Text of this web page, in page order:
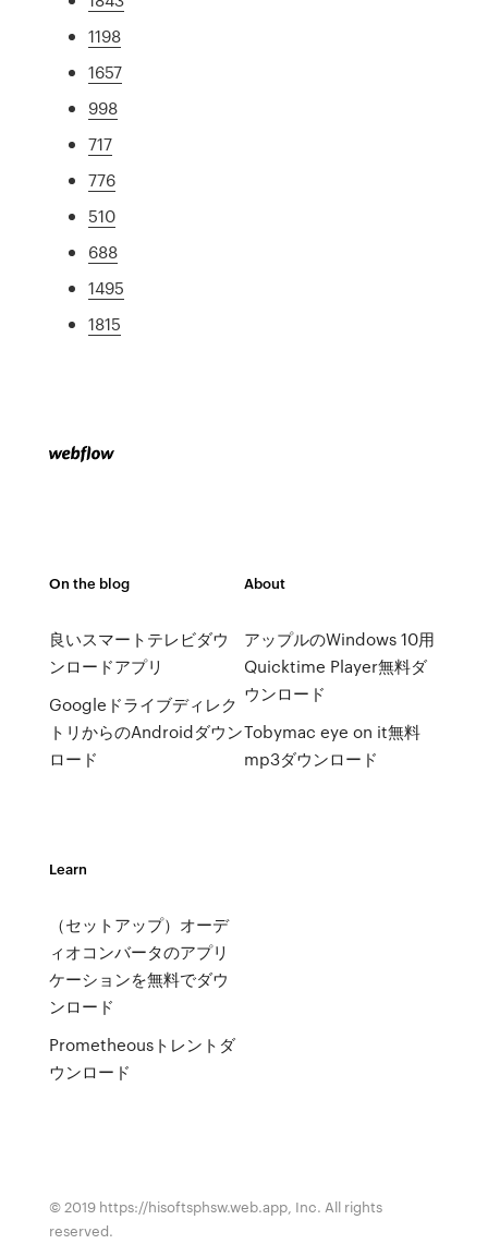
1198
1657
998
717
776
510
688
1495
1815
On the blog
良いスマートテレビダウ
ンロードアプリ
Googleドライブディレク
トリからのAndroidダウン
ロード
About
アップルのWindows 10用
Quicktime Player無料ダ
ウンロード
Tobymac eye on it無料
mp3ダウンロード
Learn
（セットアップ）オーデ
ィオコンバータのアプリ
ケーションを無料でダウ
ンロード
Prometheousトレントダ
ウンロード
© 2019 https://hisoftsphsw.web.app, Inc. All rights
reserved.